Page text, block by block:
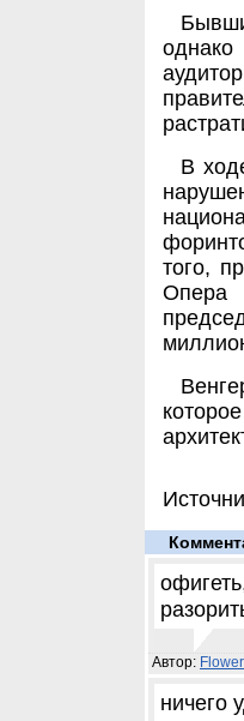
однако
В
того,
Автор: Flower
ничего